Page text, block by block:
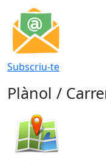
Subscriu-te
Plànol /